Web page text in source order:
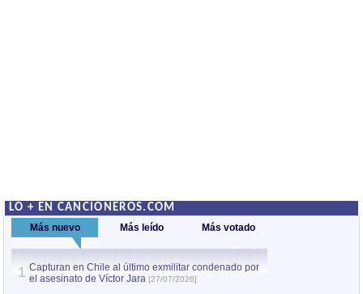
LO + EN CANCIONEROS.COM
Más nuevo Más leído Más votado
1 Capturan en Chile al último exmilitar condenado por
el asesinato de Víctor Jara [27/07/2026]